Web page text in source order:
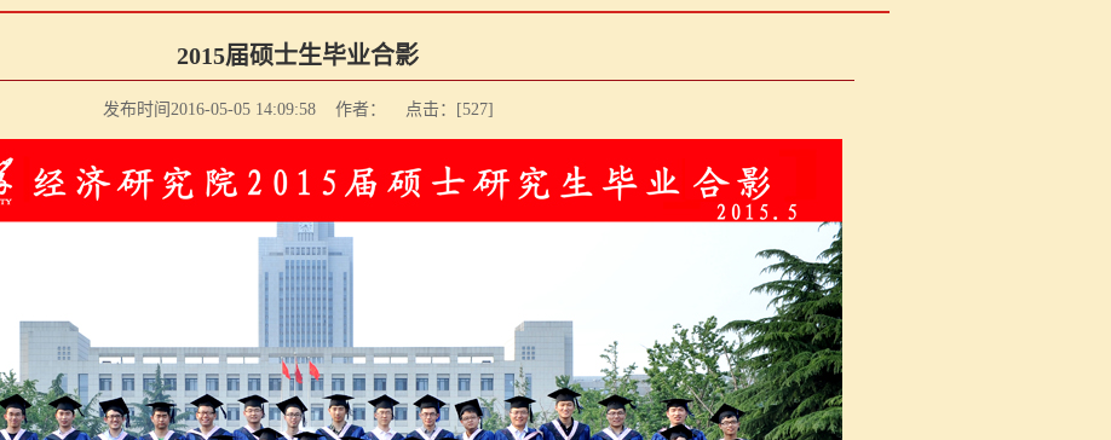
2015届硕士生毕业合影
发布时间2016-05-05 14:09:58 作者： 点击：[527]